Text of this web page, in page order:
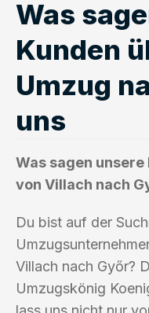
Was
Kunden
Umzug
uns
Was sagen
von Villach nach
Du bist auf der
Villach nach Győr?
Umzugskönig